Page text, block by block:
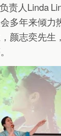
责人Linda
多年来倾力
颜志奕先生